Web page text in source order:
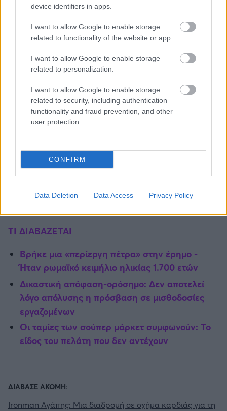
device identifiers in apps.
I want to allow Google to enable storage
related to functionality of the website or app.
I want to allow Google to enable storage
related to personalization.
I want to allow Google to enable storage
related to security, including authentication
functionality and fraud prevention, and other
user protection.
CONFIRM
Data Deletion Data Access Privacy Policy
TI ΔΙΑΒΑΖΕΤΑΙ
Βρήκε μια «περίεργη πέτρα» στην έρημο -
Ήταν ρωμαϊκό κειμήλιο ηλικίας 1.700 ετών
Δικαστική απόφαση-ορόσημο: Δεν αποτελεί
λόγο απόλυσης η πρόσβαση σε μισθοδοσίες
εργαζομένων
Οι ταμίες των σούπερ μάρκετ συμφωνούν: Το
είδος του πελάτη που δεν αντέχουν
ΔΙΑΒΑΣΕ ΑΚΟΜΗ:
Ironman Αγάπης: Μια διαδρομή σε σχήμα καρδιάς για τη